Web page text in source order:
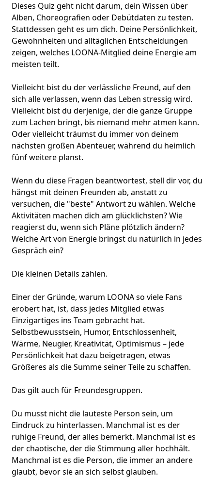
Dieses Quiz geht nicht darum, dein Wissen über
Alben, Choreografien oder Debütdaten zu testen.
Stattdessen geht es um dich. Deine Persönlichkeit,
Gewohnheiten und alltäglichen Entscheidungen
zeigen, welches LOONA-Mitglied deine Energie am
meisten teilt.
Vielleicht bist du der verlässliche Freund, auf den
sich alle verlassen, wenn das Leben stressig wird.
Vielleicht bist du derjenige, der die ganze Gruppe
zum Lachen bringt, bis niemand mehr atmen kann.
Oder vielleicht träumst du immer von deinem
nächsten großen Abenteuer, während du heimlich
fünf weitere planst.
Wenn du diese Fragen beantwortest, stell dir vor, du
hängst mit deinen Freunden ab, anstatt zu
versuchen, die "beste" Antwort zu wählen. Welche
Aktivitäten machen dich am glücklichsten? Wie
reagierst du, wenn sich Pläne plötzlich ändern?
Welche Art von Energie bringst du natürlich in jedes
Gespräch ein?
Die kleinen Details zählen.
Einer der Gründe, warum LOONA so viele Fans
erobert hat, ist, dass jedes Mitglied etwas
Einzigartiges ins Team gebracht hat.
Selbstbewusstsein, Humor, Entschlossenheit,
Wärme, Neugier, Kreativität, Optimismus – jede
Persönlichkeit hat dazu beigetragen, etwas
Größeres als die Summe seiner Teile zu schaffen.
Das gilt auch für Freundesgruppen.
Du musst nicht die lauteste Person sein, um
Eindruck zu hinterlassen. Manchmal ist es der
ruhige Freund, der alles bemerkt. Manchmal ist es
der chaotische, der die Stimmung aller hochhält.
Manchmal ist es die Person, die immer an andere
glaubt, bevor sie an sich selbst glauben.